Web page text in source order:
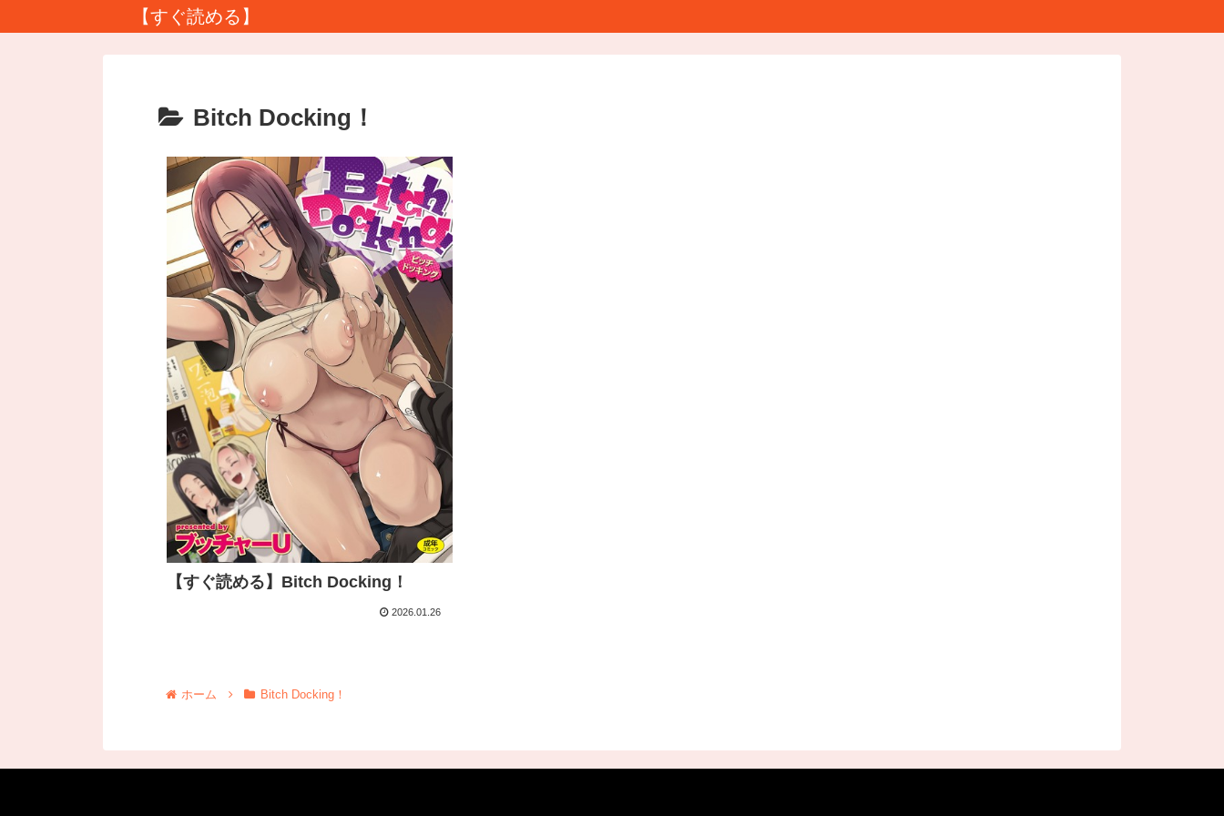
【すぐ読める】
Bitch Docking！
【すぐ読める】Bitch Docking！
2026.01.26
ホーム Bitch Docking！